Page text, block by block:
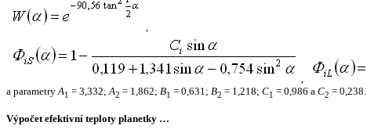
,
,
a parametryA1 = 3,332;A2 = 1,862; B1 = 0,631; B2 = 1,218; C1 = 0,986 a C2 = 0,238.
Výpočet efektivní teploty planetky …